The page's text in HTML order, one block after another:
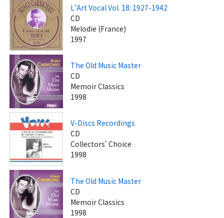
L'Art Vocal Vol. 18: 1927-1942
CD
Melodie (France)
1997
The Old Music Master
CD
Memoir Classics
1998
V-Discs Recordings
CD
Collectors' Choice
1998
The Old Music Master
CD
Memoir Classics
1998